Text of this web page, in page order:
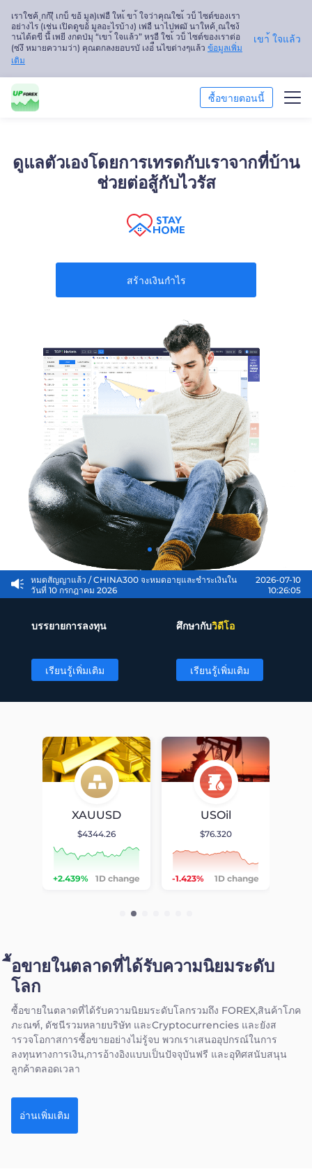
เราใชค้ ุกก้(ี เกบ็ ขอ้ มูล)เพ่อื ใหเ้ ขา้ ใจว่าคุณใชเ้ วบ็ ไซต์ของเรา
อย่างไร (เช่น เปิดดูขอ้ มูลอะไรบ้าง) เพ่อื นาไปพฒั นาใหค้ ุณใชง้
านได้ดขี นึ้ เพยี งกดป่มุ “เขา้ ใจแล้ว” หรอื ใชเ้ วบ็ ไซต์ของเราต่อ
(ซ่งึ หมายความว่า) คุณตกลงยอบรบั เงอ่ื นไขต่างๆแล้ว ข้อมูลเพิ่ม
เติม
เขา้ ใจแล้ว
ซื้อขายตอนนี้
แพลตฟอร์ม
Trader
ดูแลตัวเองโดยการเทรดกับเราจากที่บ้าน
ช่วยต่อสู้กับไวรัส
สร้างเงินกำไร
อื่น ๆ/ ประกาศเกี่ยวกับการปรับอัตราส่วนเลเวอเรจสำหรับ
ผลิตภัณฑ์ CFD - 26.7.23
2026-07-23
หมดสัญญาแล้ว / CHINA300 จะหมดอายุและชำระเงินใน
วันที่ 10 กรกฎาคม 2026
2026-07-10
10:26:05
บรรยายการลงทุน
เรียนรู้เพิ่มเติม
ศึกษากับวิดีโอ
เรียนรู้เพิ่มเติม
ื้อขายในตลาดที่ได้รับความนิยมระดับ
โลก
ซื้อขายในตลาดที่ได้รับความนิยมระดับโลกรวมถึง FOREX,สินค้าโภค
ภะณฑ์, ดัชนีรวมหลายบริษัท และCryptocurrencies และยังส
ารวจโอกาสการซื้อขายอย่างไม่รู้จบ พวกเราเสนออุปกรณ์ในการ
ลงทุนทางการเงิน,การอ้างอิงแบบเป็นปัจจุบันฟรี และอุทิศสนับสนุน
ลูกค้าตลอดเวลา
อ่านเพิ่มเติม
Chart
XAUUSD
$4344.26
+2.439% 1D change
Chart
USOil
$76.320
-1.423% 1D change